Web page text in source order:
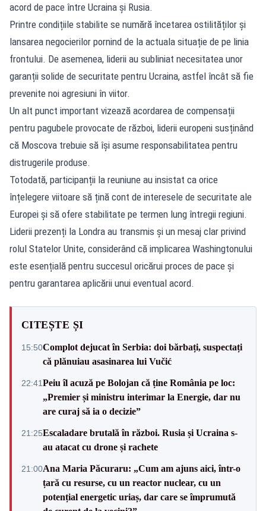
acord de pace între Ucraina și Rusia.
Printre condițiile stabilite se numără încetarea ostilităților și
lansarea negocierilor pornind de la actuala situație de pe linia
frontului. De asemenea, liderii au subliniat necesitatea unor
garanții solide de securitate pentru Ucraina, astfel încât să fie
prevenite noi agresiuni în viitor.
Un alt punct important vizează acordarea de compensații
pentru pagubele provocate de război, liderii europeni susținând
că Moscova trebuie să își asume responsabilitatea pentru
distrugerile produse.
Totodată, participanții la reuniune au insistat ca orice
înțelegere viitoare să țină cont de interesele de securitate ale
Europei și să ofere stabilitate pe termen lung întregii regiuni.
Liderii prezenți la Londra au transmis și un mesaj clar privind
rolul Statelor Unite, considerând că implicarea Washingtonului
este esențială pentru succesul oricărui proces de pace și
pentru garantarea aplicării unui eventual acord.
CITEȘTE ȘI
15:50Complot dejucat în Serbia: doi bărbați, suspectați
că plănuiau asasinarea lui Vučić
22:41Peiu îl acuză pe Bolojan că ține România pe loc:
„Premier și ministru interimar la Energie, dar nu
are curaj să ia o decizie”
21:25Escaladare brutală în război. Rusia și Ucraina s-
au atacat cu drone și rachete
21:00Ana Maria Păcuraru: „Cum am ajuns aici, într-o
țară cu resurse, cu un reactor nuclear, cu un
potențial energetic uriaș, dar care se împrumută